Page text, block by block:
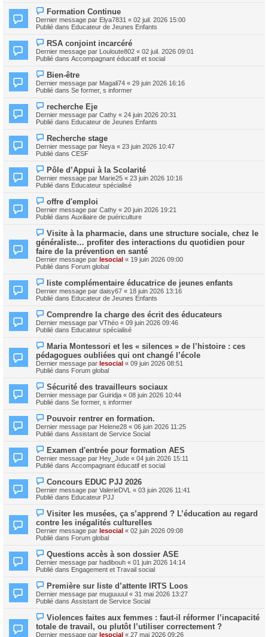
s
a
g
e
a
u
m
s
s
a
e
N
o
u
v
a
u
m
s
s
a
Formation Continue
Dernier message par Elya7831 « 02 juil. 2026 15:00
Publié dans Educateur de Jeunes Enfants
N
o
u
v
a
u
m
s
s
a
e
RSA conjoint incarcéré
Dernier message par Louloute802 « 02 juil. 2026 09:01
Publié dans Accompagnant éducatif et social
N
o
u
v
a
u
m
s
s
a
e
Bien-être
Dernier message par Magali74 « 29 juin 2026 16:16
Publié dans Se former, s informer
N
o
u
v
a
u
m
s
s
a
recherche Eje
Dernier message par Cathy « 24 juin 2026 20:31
Publié dans Educateur de Jeunes Enfants
N
o
u
v
a
u
m
s
s
a
e
Recherche stage
Dernier message par Neya « 23 juin 2026 10:47
Publié dans CESF
N
o
u
v
a
u
m
s
s
a
g
e
Pôle d’Appui à la Scolarité
Dernier message par Marie25 « 23 juin 2026 10:16
Publié dans Educateur spécialisé
N
o
u
v
a
u
m
e
s
s
a
g
e
offre d'emploi
Dernier message par Cathy « 20 juin 2026 19:21
Publié dans Auxiliaire de puériculture
N
u
v
e
a
m
e
s
s
a
g
e
Visite à la pharmacie, dans une structure sociale, chez le
généraliste… profiter des interactions du quotidien pour
faire de la prévention en santé
Dernier message par lesocial « 19 juin 2026 09:00
Publié dans Forum global
N
o
u
v
a
u
m
s
s
a
g
e
liste complémentaire éducatrice de jeunes enfants
Dernier message par daisy67 « 18 juin 2026 13:16
Publié dans Educateur de Jeunes Enfants
N
o
u
v
a
u
m
e
s
a
g
e
Comprendre la charge des écrit des éducateurs
Dernier message par VThéo « 09 juin 2026 09:46
Publié dans Educateur spécialisé
N
o
u
v
e
u
m
e
s
a
g
e
Maria Montessori et les « silences » de l’histoire : ces
pédagogues oubliées qui ont changé l’école
Dernier message par lesocial « 09 juin 2026 08:51
Publié dans Forum global
N
o
u
v
a
u
m
s
s
a
e
Sécurité des travailleurs sociaux
Dernier message par Guiridja « 08 juin 2026 10:44
Publié dans Se former, s informer
N
o
u
v
a
u
m
s
s
a
e
Pouvoir rentrer en formation.
Dernier message par Helene28 « 06 juin 2026 11:25
Publié dans Assistant de Service Social
N
o
u
v
a
u
m
s
s
a
g
e
Examen d'entrée pour formation AES
Dernier message par Hey_Jude « 04 juin 2026 15:11
Publié dans Accompagnant éducatif et social
N
o
u
v
a
u
m
e
s
a
g
e
Concours EDUC PJJ 2026
Dernier message par ValerieDVL « 03 juin 2026 11:41
Publié dans Educateur PJJ
N
u
v
e
u
m
e
s
a
g
e
Visiter les musées, ça s’apprend ? L’éducation au regard
contre les inégalités culturelles
Dernier message par lesocial « 02 juin 2026 09:08
Publié dans Forum global
N
o
u
v
a
u
m
s
s
a
Questions accès à son dossier ASE
Dernier message par hadibouh « 01 juin 2026 14:14
Publié dans Engagement et Travail social
N
o
u
v
a
u
m
Première sur liste d’attente IRTS Loos
Dernier message par muguuuul « 31 mai 2026 13:27
Publié dans Assistant de Service Social
N
o
u
Violences faites aux femmes : faut‑il réformer l’incapacité
totale de travail, ou plutôt l’utiliser correctement ?
Dernier message par lesocial « 27 mai 2026 09:26